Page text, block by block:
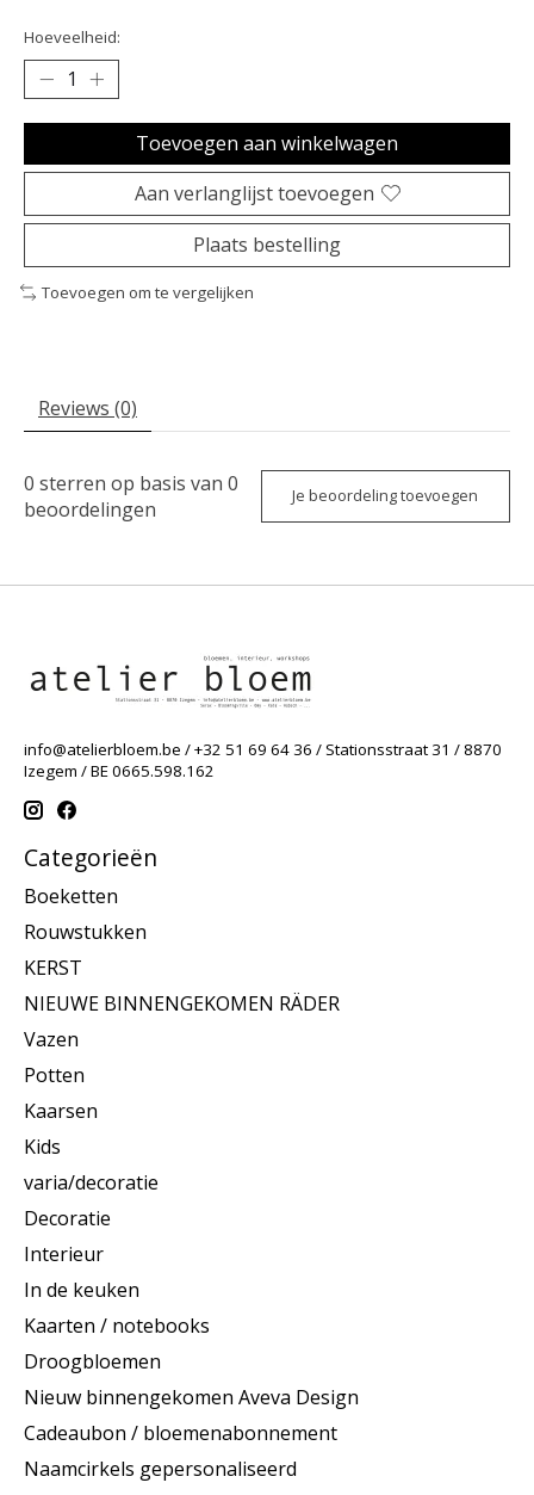
Hoeveelheid:
Toevoegen aan winkelwagen
Aan verlanglijst toevoegen
Plaats bestelling
Toevoegen om te vergelijken
Reviews (0)
0 sterren op basis van 0
beoordelingen
Je beoordeling toevoegen
info@atelierbloem.be / +32 51 69 64 36 / Stationsstraat 31 / 8870
Izegem / BE 0665.598.162
Categorieën
Boeketten
Rouwstukken
KERST
NIEUWE BINNENGEKOMEN RÄDER
Vazen
Potten
Kaarsen
Kids
varia/decoratie
Decoratie
Interieur
In de keuken
Kaarten / notebooks
Droogbloemen
Nieuw binnengekomen Aveva Design
Cadeaubon / bloemenabonnement
Naamcirkels gepersonaliseerd